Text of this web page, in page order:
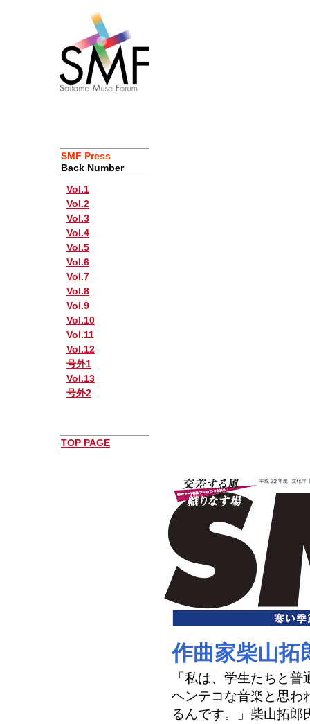
SMF Press
Back Number
Vol.1
Vol.2
Vol.3
Vol.4
Vol.5
Vol.6
Vol.7
Vol.8
Vol.9
Vol.10
Vol.11
Vol.12
号外1
Vol.13
号外2
TOP PAGE
作曲家柴山拓
「私は、学生たちと
ヘンテコな音楽と思わ
るんです。」柴山拓郎